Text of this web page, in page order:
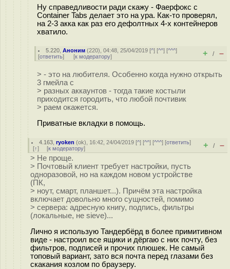
Ну справедливости ради скажу - Фаерфокс с
Container Tabs делает это на ура. Как-то проверял,
на 2-3 акка как раз его дефолтных 4-х контейнеров
хватило.
5.220 ,Аноним (220), 04:48, 25/04/2019 [^] [^^] [^^^]
[ответить] [к модератору] + / –
> - это на любителя. Особенно когда нужно открыть
3 гмейла с
> разных аккаунтов - тогда такие костыли
приходится городить, что любой почтивик
> раем окажется.
Приватные вкладки в помощь.
4.163 ,ryoken (ok), 16:42, 24/04/2019 [^] [^^] [^^^] [ответить]
[↑] [к модератору] + / –
> Не проще.
> Почтовый клиент требует настройки, пусть
одноразовой, но на каждом новом устройстве
(ПК,
> ноут, смарт, планшет...). Причём эта настройка
включает довольно много сущностей, помимо
> сервера: адресную книгу, подпись, фильтры
(локальные, не sieve)...
Лично я использую Тандербёрд в более примитивном
виде - настроил все ящики и дёргаю с них почту, без
фильтров, подписей и прочих плюшек. Не самый
топовый вариант, зато вся почта перед глазами без
скакания козлом по браузеру.